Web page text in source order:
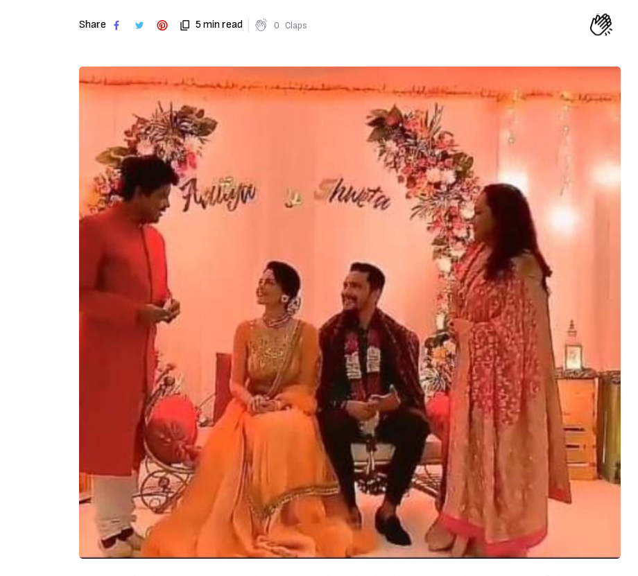
Share 5 min read 0 Claps